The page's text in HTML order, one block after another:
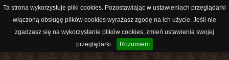
Ta strona wykorzystuje pliki cookies. Pozostawiając w ustawieniach przeglądarki
włączoną obsługę plików cookies wyrażasz zgodę na ich użycie. Jeśli nie
zgadzasz się na wykorzystanie plików cookies, zmień ustawienia swojej
przeglądarki.
Rozumiem